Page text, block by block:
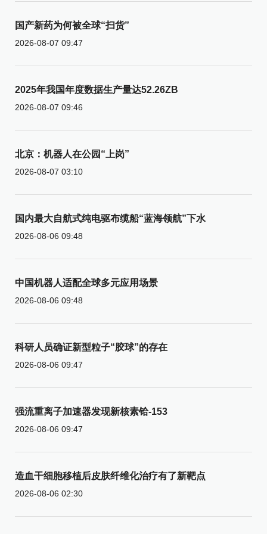
国产新药为何被全球“扫货”
2026-08-07 09:47
2025年我国年度数据生产量达52.26ZB
2026-08-07 09:46
北京：机器人在公园“上岗”
2026-08-07 03:10
国内最大自航式纯电驱布缆船“蓝海领航”下水
2026-08-06 09:48
中国机器人适配全球多元应用场景
2026-08-06 09:48
科研人员确证新型粒子“胶球”的存在
2026-08-06 09:47
强流重离子加速器发现新核素铪-153
2026-08-06 09:47
造血干细胞移植后皮肤纤维化治疗有了新靶点
2026-08-06 02:30